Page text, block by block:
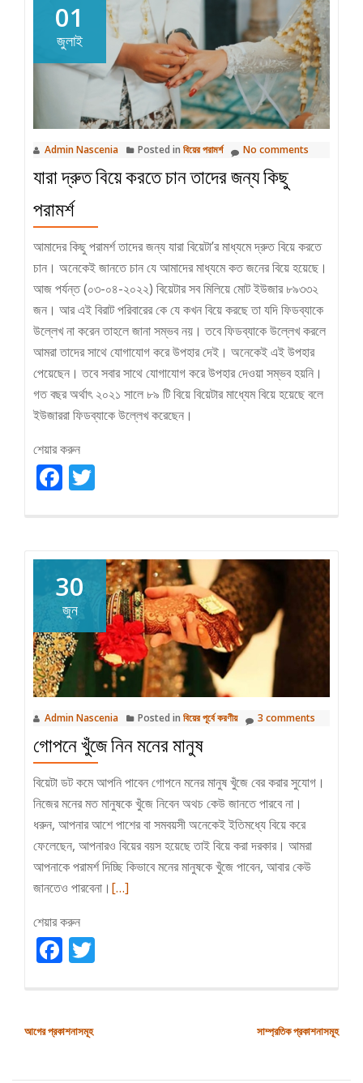
01
জুলাই
Admin Nascenia Posted in বিয়ের পরামর্শ No comments
যারা দ্রুত বিয়ে করতে চান তাদের জন্য কিছু
পরামর্শ
আমাদের কিছু পরামর্শ তাদের জন্য যারা বিয়েটা’র মাধ্যমে দ্রুত বিয়ে করতে
চান। অনেকেই জানতে চান যে আমাদের মাধ্যমে কত জনের বিয়ে হয়েছে।
আজ পর্যন্ত (০৩-০৪-২০২২) বিয়েটার সব মিলিয়ে মোট ইউজার ৮৯৩৩২
জন। আর এই বিরাট পরিবারের কে যে কখন বিয়ে করছে তা যদি ফিডব্যাকে
উল্লেখ না করেন তাহলে জানা সম্ভব নয়। তবে ফিডব্যাকে উল্লেখ করলে
আমরা তাদের সাথে যোগাযোগ করে উপহার দেই। অনেকেই এই উপহার
পেয়েছেন। তবে সবার সাথে যোগাযোগ করে উপহার দেওয়া সম্ভব হয়নি।
গত বছর অর্থাৎ ২০২১ সালে ৮৯ টি বিয়ে বিয়েটার মাধ্যেম বিয়ে হয়েছে বলে
ইউজাররা ফিডব্যাকে উল্লেখ করেছেন।
শেয়ার করুন
Facebook
30
জুন
Admin Nascenia Posted in বিয়ের পূর্বে করণীয় 3 comments
গোপনে খুঁজে নিন মনের মানুষ
বিয়েটা ডট কমে আপনি পাবেন গোপনে মনের মানুষ খুঁজে বের করার সুযোগ।
নিজের মনের মত মানুষকে খুঁজে নিবেন অথচ কেউ জানতে পারবে না।
ধরুন, আপনার আশে পাশের বা সমবয়সী অনেকেই ইতিমধ্যে বিয়ে করে
ফেলেছেন, আপনারও বিয়ের বয়স হয়েছে তাই বিয়ে করা দরকার। আমরা
আপনাকে পরামর্শ দিচ্ছি কিভাবে মনের মানুষকে খুঁজে পাবেন, আবার কেউ
জানতেও পারবেনা। Read
[…]
শেয়ার করুন
Facebook
পোস্ট
আগের প্রকাশনাসমূহ সাম্প্রতিক প্রকাশনাসমূহ